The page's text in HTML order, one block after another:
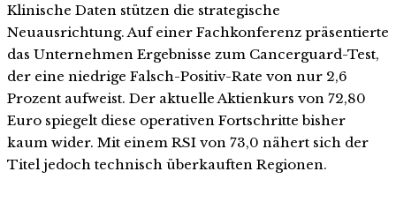
Klinische Daten stützen die strategische
Neuausrichtung. Auf einer Fachkonferenz präsentierte
das Unternehmen Ergebnisse zum Cancerguard-Test,
der eine niedrige Falsch-Positiv-Rate von nur 2,6
Prozent aufweist. Der aktuelle Aktienkurs von 72,80
Euro spiegelt diese operativen Fortschritte bisher
kaum wider. Mit einem RSI von 73,0 nähert sich der
Titel jedoch technisch überkauften Regionen.